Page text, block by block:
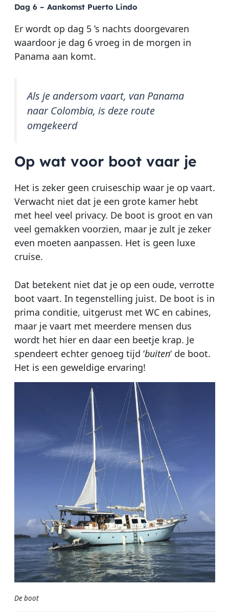
Dag 6 – Aankomst Puerto Lindo
Er wordt op dag 5 ’s nachts doorgevaren
waardoor je dag 6 vroeg in de morgen in
Panama aan komt.
Als je andersom vaart, van Panama
naar Colombia, is deze route
omgekeerd
Op wat voor boot vaar je
Het is zeker geen cruiseschip waar je op vaart.
Verwacht niet dat je een grote kamer hebt
met heel veel privacy. De boot is groot en van
veel gemakken voorzien, maar je zult je zeker
even moeten aanpassen. Het is geen luxe
cruise.
Dat betekent niet dat je op een oude, verrotte
boot vaart. In tegenstelling juist. De boot is in
prima conditie, uitgerust met WC en cabines,
maar je vaart met meerdere mensen dus
wordt het hier en daar een beetje krap. Je
spendeert echter genoeg tijd ‘buiten‘ de boot.
Het is een geweldige ervaring!
De boot